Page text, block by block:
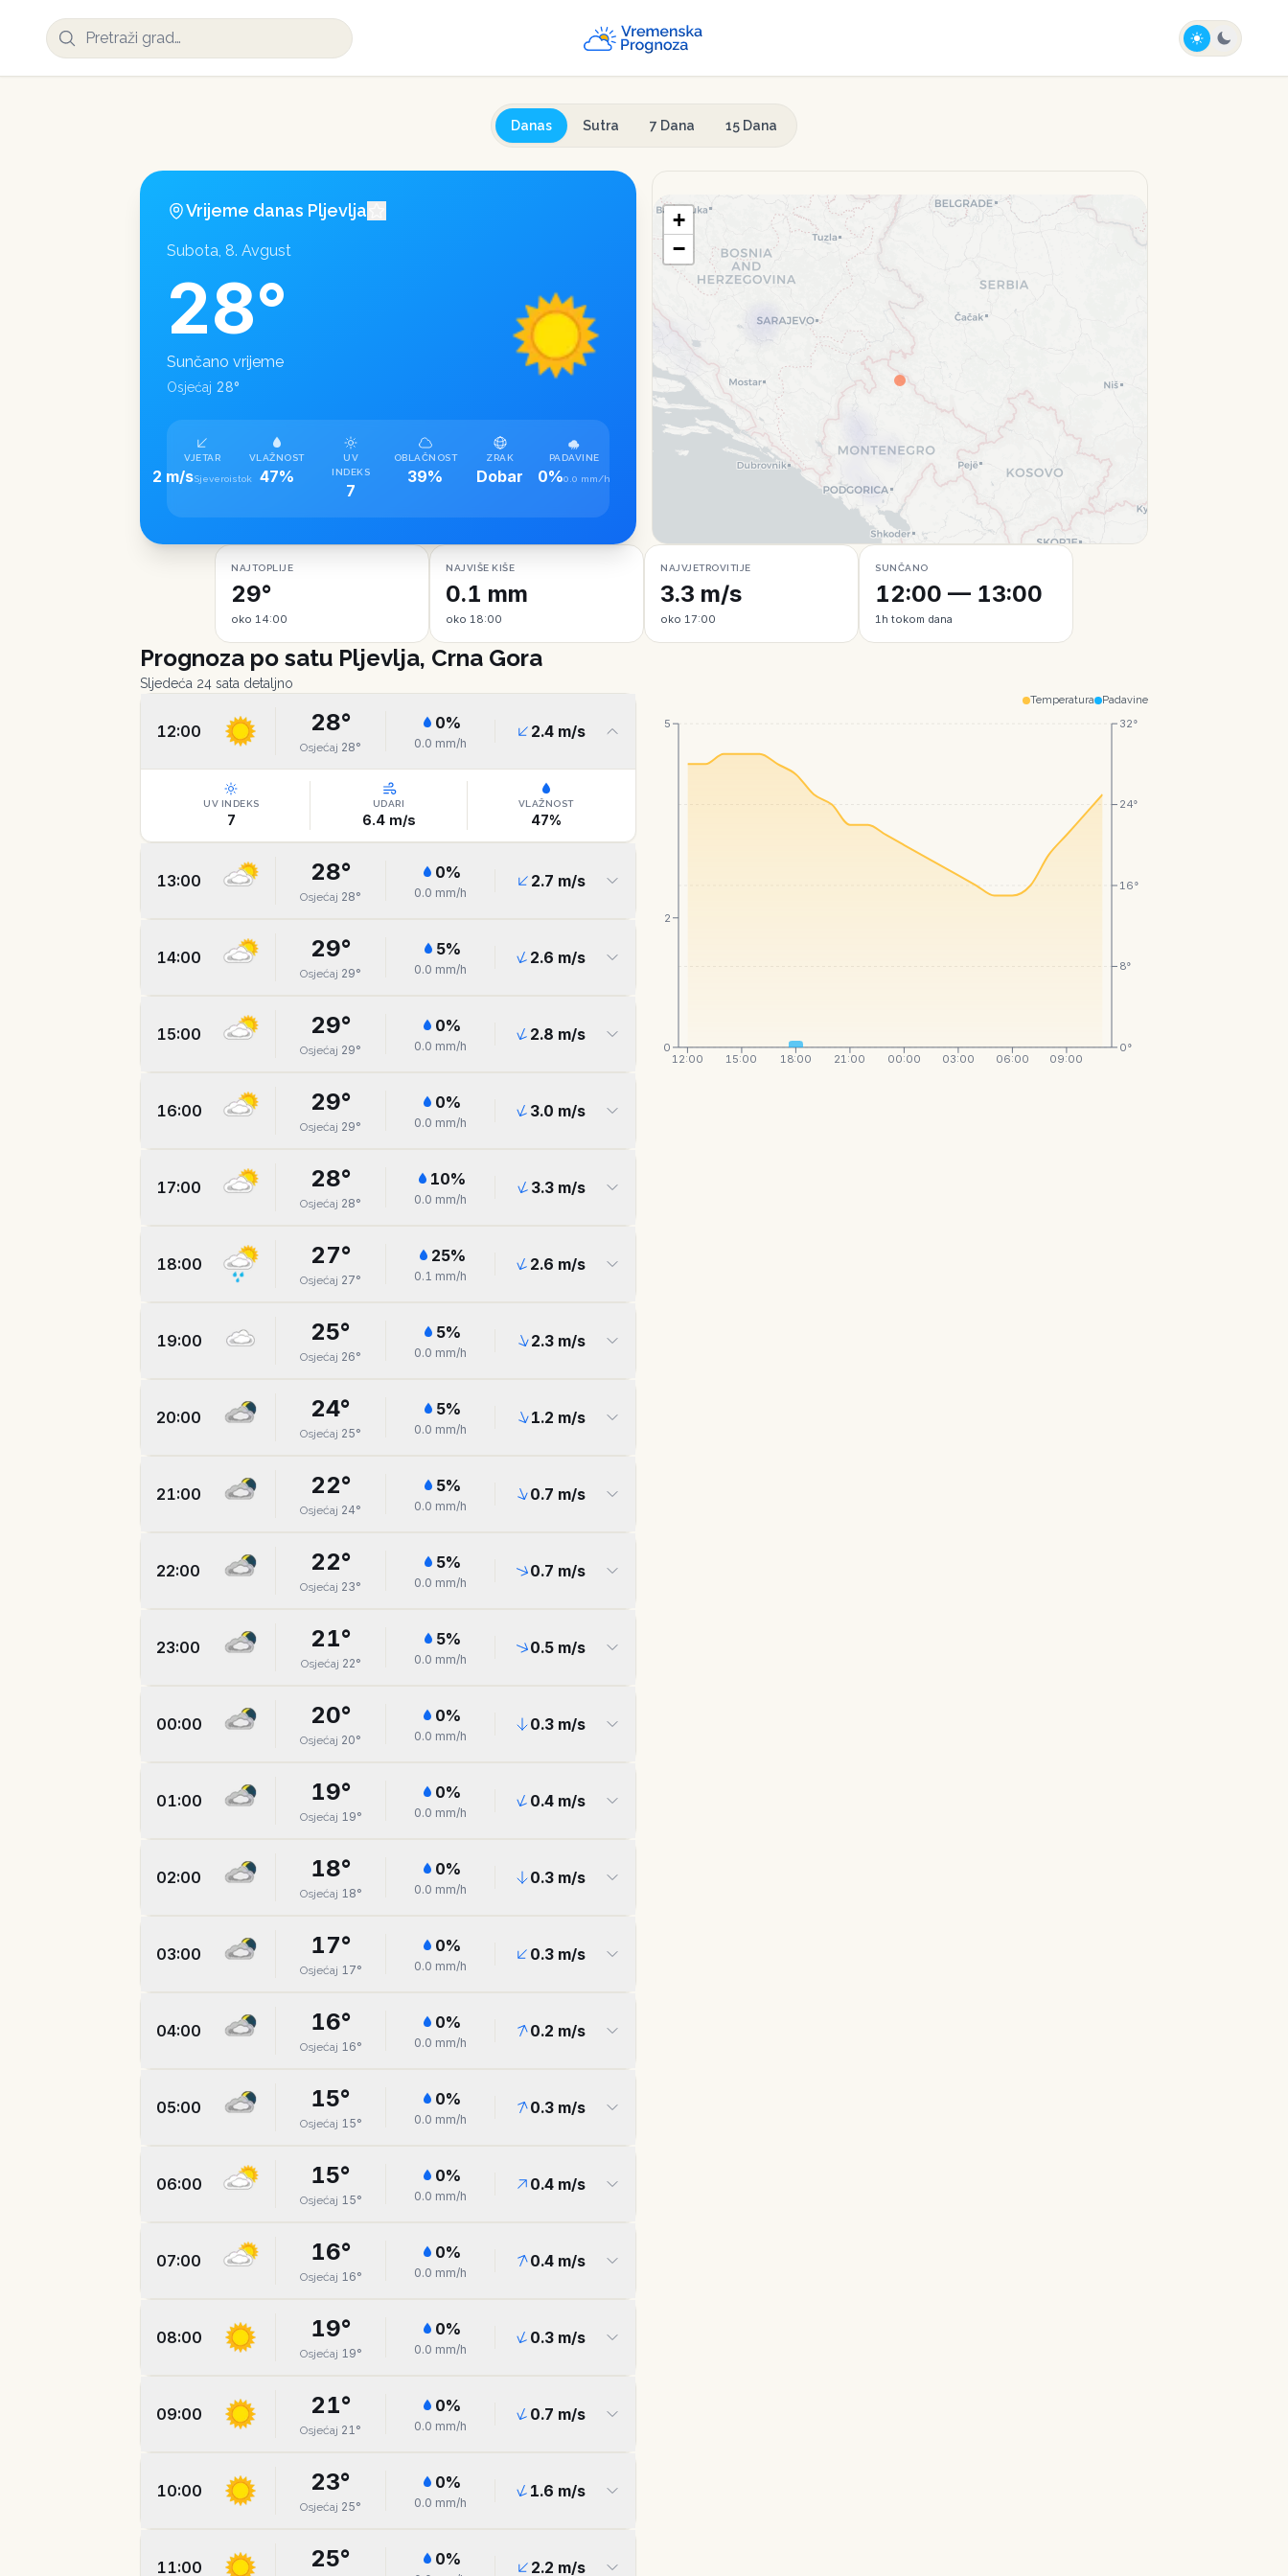
Danas Sutra 7 Dana 15 Dana
Vrijeme danas Pljevlja
Subota, 8. Avgust
28°
Sunčano vrijeme
Osjećaj 28°
VJETAR
2 m/sSjeveroistok
VLAŽNOST
47%
UV
INDEKS
7
OBLAČNOST
39%
ZRAK
Dobar
PADAVINE
0%0.0 mm/h
+
−
Leaflet
NAJTOPLIJE
29°
oko 14:00
NAJVIŠE KIŠE
0.1 mm
oko 18:00
NAJVJETROVITIJE
3.3 m/s
oko 17:00
SUNČANO
12:00 — 13:00
1h tokom dana
Prognoza po satu Pljevlja, Crna Gora
Sljedeća 24 sata detaljno
12:00 28°
Osjećaj 28°
0%
0.0 mm/h
2.4m/s
UV INDEKS
7
UDARI
6.4m/s
VLAŽNOST
47%
13:00 28°
Osjećaj 28°
0%
0.0 mm/h
2.7 m/s
14:00 29°
Osjećaj 29°
5%
0.0 mm/h
2.6 m/s
15:00 29°
Osjećaj 29°
0%
0.0 mm/h
2.8 m/s
16:00 29°
Osjećaj 29°
0%
0.0 mm/h
3.0 m/s
17:00 28°
Osjećaj 28°
10%
0.0 mm/h
3.3m/s
18:00 27°
Osjećaj 27°
25%
0.1 mm/h
2.6 m/s
19:00 25°
Osjećaj 26°
5%
0.0 mm/h
2.3m/s
20:00 24°
Osjećaj 25°
5%
0.0 mm/h
1.2 m/s
21:00 22°
Osjećaj 24°
5%
0.0 mm/h
0.7 m/s
22:00 22°
Osjećaj 23°
5%
0.0 mm/h
0.7 m/s
23:00 21°
Osjećaj 22°
5%
0.0 mm/h
0.5 m/s
00:00 20°
Osjećaj 20°
0%
0.0 mm/h
0.3 m/s
01:00 19°
Osjećaj 19°
0%
0.0 mm/h
0.4 m/s
02:00 18°
Osjećaj 18°
0%
0.0 mm/h
0.3 m/s
03:00 17°
Osjećaj 17°
0%
0.0 mm/h
0.3 m/s
04:00 16°
Osjećaj 16°
0%
0.0 mm/h
0.2 m/s
05:00 15°
Osjećaj 15°
0%
0.0 mm/h
0.3 m/s
06:00 15°
Osjećaj 15°
0%
0.0 mm/h
0.4 m/s
07:00 16°
Osjećaj 16°
0%
0.0 mm/h
0.4 m/s
08:00 19°
Osjećaj 19°
0%
0.0 mm/h
0.3 m/s
09:00 21°
Osjećaj 21°
0%
0.0 mm/h
0.7 m/s
10:00 23°
Osjećaj 25°
0%
0.0 mm/h
1.6 m/s
11:00 25° 0% 2.2 m/s
Temperatura Padavine
12:00 15:00 18:00 21:00 00:00 03:00 06:00 09:00
0°
8°
16°
24°
32°
0
2
5